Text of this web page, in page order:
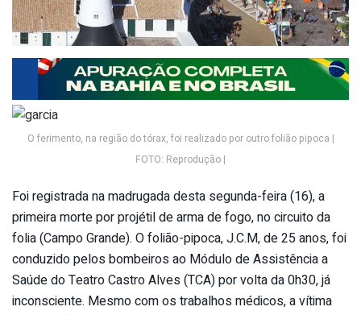
O ferimento, na região do tórax, foi realizado por outro folião pipoca |
FOTO: Reprodução |
Foi registrada na madrugada desta segunda-feira (16), a
primeira morte por projétil de arma de fogo, no circuito da
folia (Campo Grande). O folião-pipoca, J.C.M, de 25 anos, foi
conduzido pelos bombeiros ao Módulo de Assistência a
Saúde do Teatro Castro Alves (TCA) por volta da 0h30, já
inconsciente. Mesmo com os trabalhos médicos, a vítima